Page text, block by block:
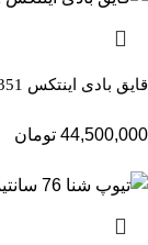
قایق بادی اینتکس Seahawk 3 69351
44,500,000 تومان